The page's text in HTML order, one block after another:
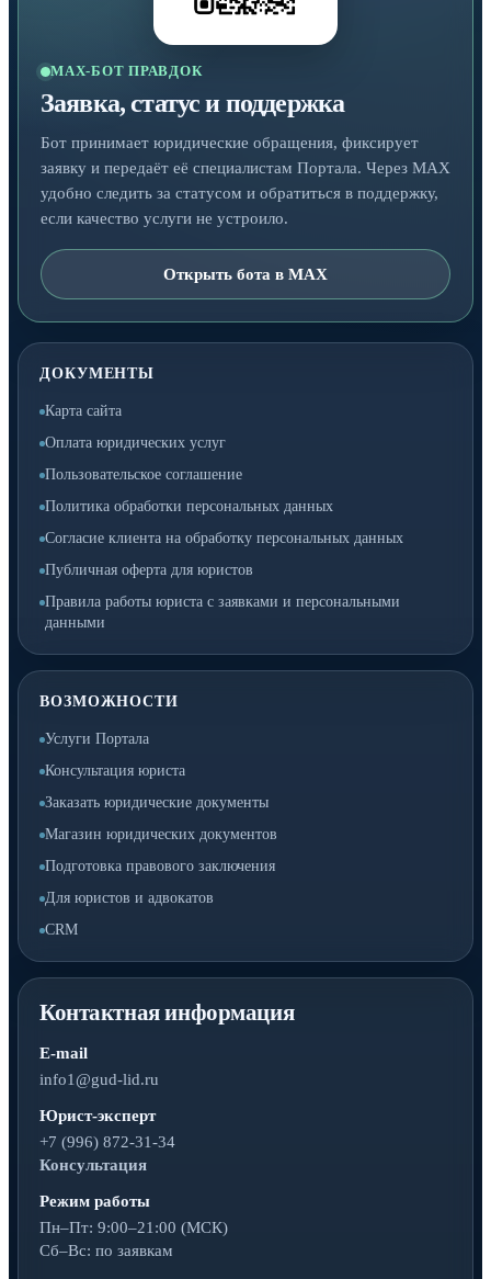
MAX-БОТ ПРАВДОК
Заявка, статус и поддержка
Бот принимает юридические обращения, фиксирует
заявку и передаёт её специалистам Портала. Через MAX
удобно следить за статусом и обратиться в поддержку,
если качество услуги не устроило.
Открыть бота в MAX
ДОКУМЕНТЫ
Карта сайта
Оплата юридических услуг
Пользовательское соглашение
Политика обработки персональных данных
Согласие клиента на обработку персональных данных
Публичная оферта для юристов
Правила работы юриста с заявками и персональными
данными
ВОЗМОЖНОСТИ
Услуги Портала
Консультация юриста
Заказать юридические документы
Магазин юридических документов
Подготовка правового заключения
Для юристов и адвокатов
CRM
Контактная информация
E-mail
info1@gud-lid.ru
Юрист-эксперт
+7 (996) 872-31-34
Консультация
Режим работы
Пн–Пт: 9:00–21:00 (МСК)
Сб–Вс: по заявкам